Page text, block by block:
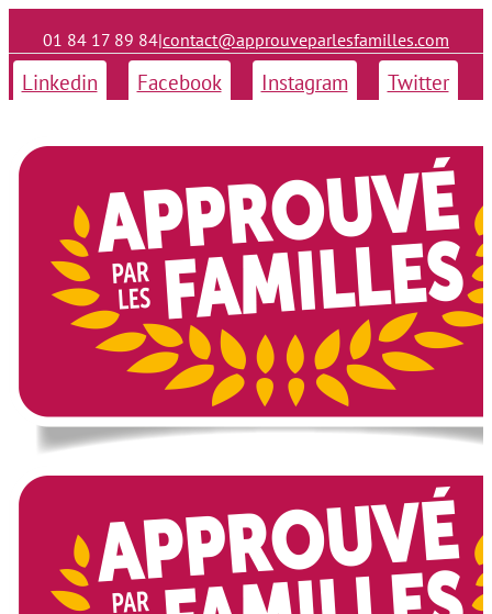
01 84 17 89 84|contact@approuveparlesfamilles.com
Linkedin Facebook Instagram Twitter